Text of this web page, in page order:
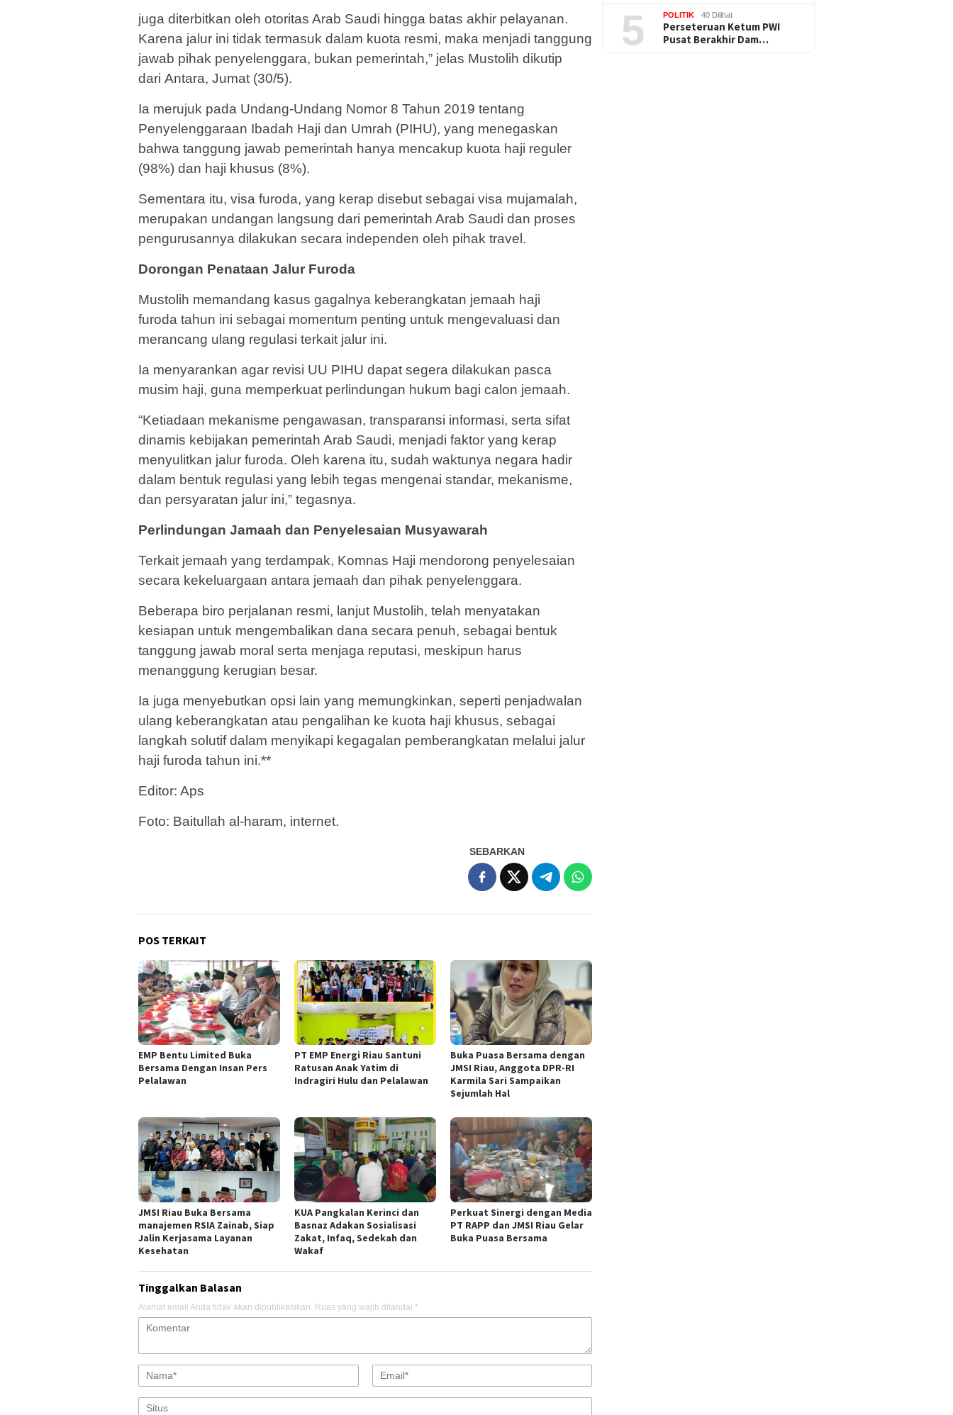
juga diterbitkan oleh otoritas Arab Saudi hingga batas akhir pelayanan.
Karena jalur ini tidak termasuk dalam kuota resmi, maka menjadi tanggung
jawab pihak penyelenggara, bukan pemerintah,” jelas Mustolih dikutip
dari Antara, Jumat (30/5).
Ia merujuk pada Undang-Undang Nomor 8 Tahun 2019 tentang
Penyelenggaraan Ibadah Haji dan Umrah (PIHU), yang menegaskan
bahwa tanggung jawab pemerintah hanya mencakup kuota haji reguler
(98%) dan haji khusus (8%).
Sementara itu, visa furoda, yang kerap disebut sebagai visa mujamalah,
merupakan undangan langsung dari pemerintah Arab Saudi dan proses
pengurusannya dilakukan secara independen oleh pihak travel.
Dorongan Penataan Jalur Furoda
Mustolih memandang kasus gagalnya keberangkatan jemaah haji
furoda tahun ini sebagai momentum penting untuk mengevaluasi dan
merancang ulang regulasi terkait jalur ini.
Ia menyarankan agar revisi UU PIHU dapat segera dilakukan pasca
musim haji, guna memperkuat perlindungan hukum bagi calon jemaah.
“Ketiadaan mekanisme pengawasan, transparansi informasi, serta sifat
dinamis kebijakan pemerintah Arab Saudi, menjadi faktor yang kerap
menyulitkan jalur furoda. Oleh karena itu, sudah waktunya negara hadir
dalam bentuk regulasi yang lebih tegas mengenai standar, mekanisme,
dan persyaratan jalur ini,” tegasnya.
Perlindungan Jamaah dan Penyelesaian Musyawarah
Terkait jemaah yang terdampak, Komnas Haji mendorong penyelesaian
secara kekeluargaan antara jemaah dan pihak penyelenggara.
Beberapa biro perjalanan resmi, lanjut Mustolih, telah menyatakan
kesiapan untuk mengembalikan dana secara penuh, sebagai bentuk
tanggung jawab moral serta menjaga reputasi, meskipun harus
menanggung kerugian besar.
Ia juga menyebutkan opsi lain yang memungkinkan, seperti penjadwalan
ulang keberangkatan atau pengalihan ke kuota haji khusus, sebagai
langkah solutif dalam menyikapi kegagalan pemberangkatan melalui jalur
haji furoda tahun ini.**
Editor: Aps
Foto: Baitullah al-haram, internet.
SEBARKAN
POS TERKAIT
EMP Bentu Limited Buka
Bersama Dengan Insan Pers
Pelalawan
PT EMP Energi Riau Santuni
Ratusan Anak Yatim di
Indragiri Hulu dan Pelalawan
Buka Puasa Bersama dengan
JMSI Riau, Anggota DPR-RI
Karmila Sari Sampaikan
Sejumlah Hal
JMSI Riau Buka Bersama
manajemen RSIA Zainab, Siap
Jalin Kerjasama Layanan
Kesehatan
KUA Pangkalan Kerinci dan
Basnaz Adakan Sosialisasi
Zakat, Infaq, Sedekah dan
Wakaf
Perkuat Sinergi dengan Media
PT RAPP dan JMSI Riau Gelar
Buka Puasa Bersama
Tinggalkan Balasan
Alamat email Anda tidak akan dipublikasikan. Ruas yang wajib ditandai *
5 POLITIK 40 Dilihat
Perseteruan Ketum PWI
Pusat Berakhir Dam…